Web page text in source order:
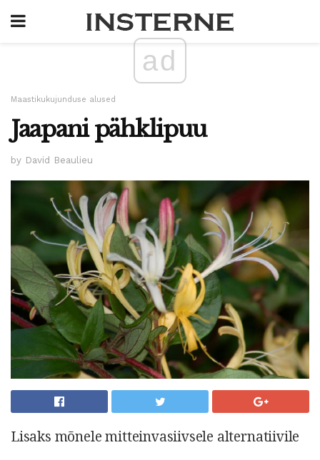
ad
Maastikukujunduse alused
Jaapani pähklipuu
by David Beaulieu
Lisaks mõnele mitteinvasiivsele alternatiivile